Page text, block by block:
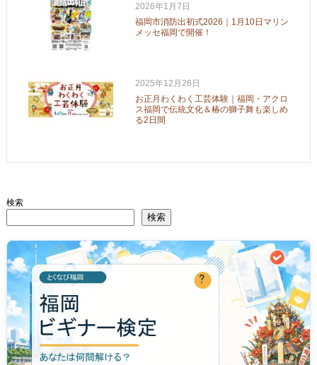
2026年1月7日
福岡市消防出初式2026｜1月10日マリン
メッセ福岡で開催！
2025年12月26日
お正月わくわく工芸体験｜福岡・アクロ
ス福岡で伝統文化＆椿の獅子舞も楽しめ
る2日間
検索
検索